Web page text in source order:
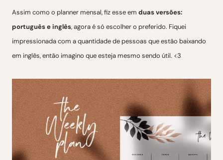
Assim como o planner mensal, fiz esse em duas versões:
português e inglês, agora é só escolher o preferido. Fiquei
impressionada com a quantidade de pessoas que estão baixando
em inglês, então imagino que esteja mesmo sendo útil. <3